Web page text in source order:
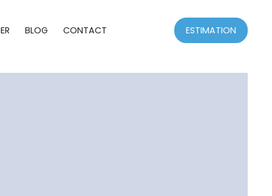
BLOG CONTACT ESTIMATION